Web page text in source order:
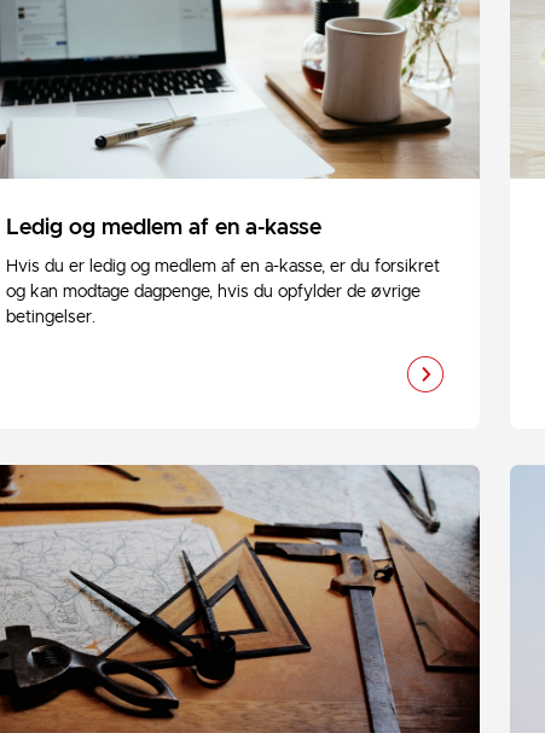
Ledig og medlem af en a-kasse
Hvis du er ledig og medlem af en a-kasse, er du forsikret
og kan modtage dagpenge, hvis du opfylder de øvrige
betingelser.